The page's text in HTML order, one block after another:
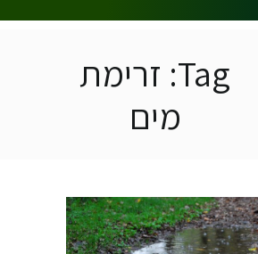
Tag: זרימת
מים